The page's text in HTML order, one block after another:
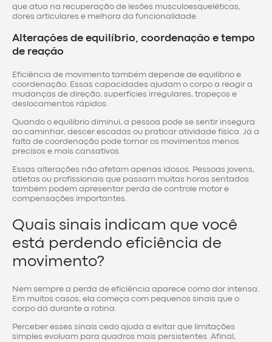
que atua na recuperação de lesões musculoesqueléticas,
dores articulares e melhora da funcionalidade.
Alterações de equilíbrio, coordenação e tempo
de reação
Eficiência de movimento também depende de equilíbrio e
coordenação. Essas capacidades ajudam o corpo a reagir a
mudanças de direção, superfícies irregulares, tropeços e
deslocamentos rápidos.
Quando o equilíbrio diminui, a pessoa pode se sentir insegura
ao caminhar, descer escadas ou praticar atividade física. Já a
falta de coordenação pode tornar os movimentos menos
precisos e mais cansativos.
Essas alterações não afetam apenas idosos. Pessoas jovens,
atletas ou profissionais que passam muitas horas sentados
também podem apresentar perda de controle motor e
compensações importantes.
Quais sinais indicam que você
está perdendo eficiência de
movimento?
Nem sempre a perda de eficiência aparece como dor intensa.
Em muitos casos, ela começa com pequenos sinais que o
corpo dá durante a rotina.
Perceber esses sinais cedo ajuda a evitar que limitações
simples evoluam para quadros mais persistentes. Afinal,